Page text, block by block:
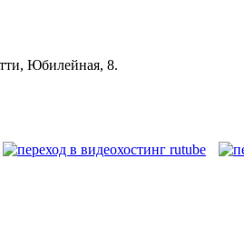
Юбилейная, 8.